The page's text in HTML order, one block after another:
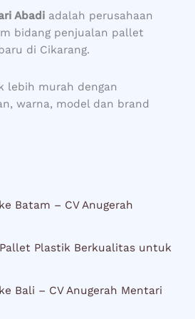
Abadi adalah perusahaan
bidang penjualan pallet
di Cikarang.
lebih murah dengan
warna, model dan brand
Batam – CV Anugerah
Plastik Berkualitas untuk
Bali – CV Anugerah Mentari